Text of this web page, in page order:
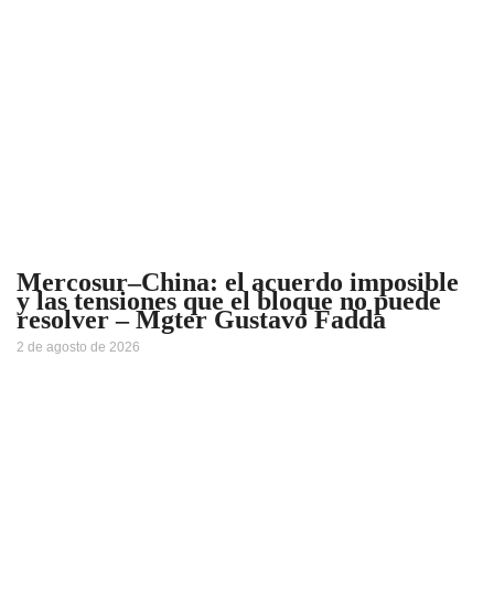
Mercosur–China: el acuerdo imposible
y las tensiones que el bloque no puede
resolver – Mgter Gustavo Fadda
2 de agosto de 2026